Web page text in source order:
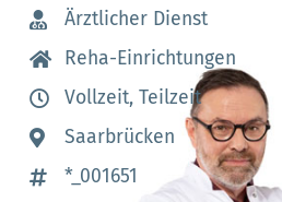
Ärztlicher Dienst
Reha-Einrichtungen
Vollzeit, Teilzeit
Saarbrücken
*_001651